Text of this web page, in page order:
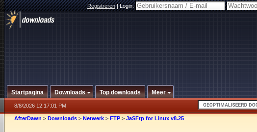
Registreren|Login:
Startpagina Downloads Top downloads Meer
8/8/2026 12:17:01 PM
AfterDawn > Downloads > Netwerk > FTP > JaSFtp for Linux v8.25